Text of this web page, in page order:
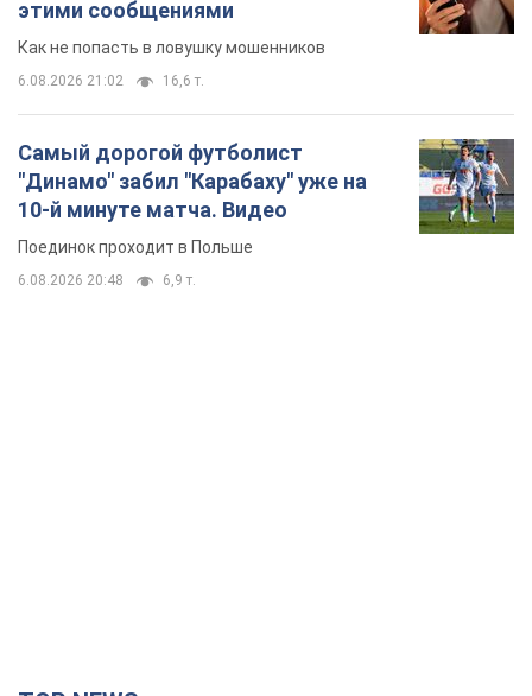
Поединок проходит в Польше
6.08.2026 20:48 6,9 т.